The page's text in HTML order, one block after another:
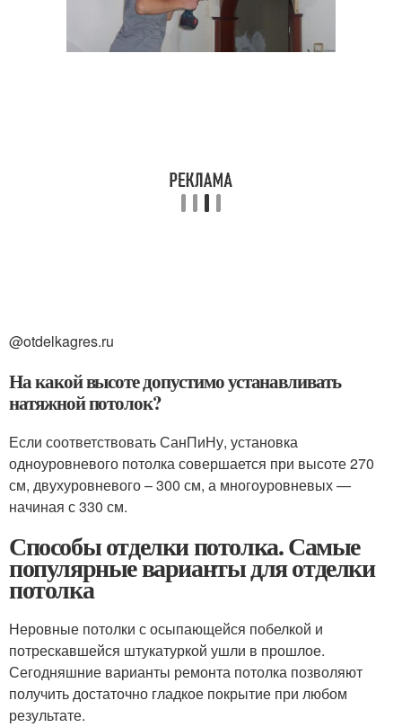
@otdelkagres.ru
На какой высоте допустимо устанавливать
натяжной потолок?
Если соответствовать СанПиНу, установка
одноуровневого потолка совершается при высоте 270
см, двухуровневого – 300 см, а многоуровневых —
начиная с 330 см.
Способы отделки потолка. Самые
популярные варианты для отделки
потолка
Неровные потолки с осыпающейся побелкой и
потрескавшейся штукатуркой ушли в прошлое.
Сегодняшние варианты ремонта потолка позволяют
получить достаточно гладкое покрытие при любом
результате.